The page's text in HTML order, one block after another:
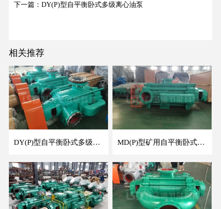
下一篇：DY(P)型自平衡卧式多级离心油泵
相关推荐
DY(P)型自平衡卧式多级离心油泵 MD(P)型矿用自平衡卧式多级离心泵